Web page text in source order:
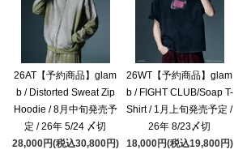
26AT【予約商品】glam
b / Distorted Sweat Zip
Hoodie / 8月中旬発売予
定 / 26年 5/24 〆切
28,000円(税込30,800円)
26WT【予約商品】glam
b / FIGHT CLUB/Soap T-
Shirt / 1月上旬発売予定 /
26年 8/23〆切
18,000円(税込19,800円)